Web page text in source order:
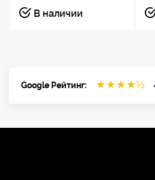
В наличии
Google Рейтинг: ★ ★ ★ ★½